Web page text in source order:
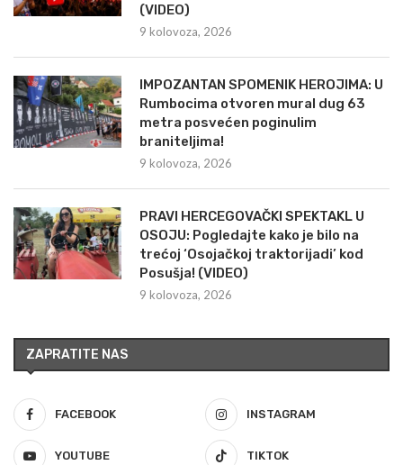
(VIDEO)
9 kolovoza, 2026
IMPOZANTAN SPOMENIK HEROJIMA: U
Rumbocima otvoren mural dug 63
metra posvećen poginulim
braniteljima!
9 kolovoza, 2026
PRAVI HERCEGOVAČKI SPEKTAKL U
OSOJU: Pogledajte kako je bilo na
trećoj ‘Osojačkoj traktorijadi’ kod
Posušja! (VIDEO)
9 kolovoza, 2026
ZAPRATITE NAS
FACEBOOK INSTAGRAM
YOUTUBE TIKTOK